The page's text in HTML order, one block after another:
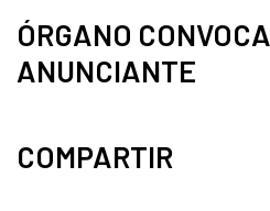
ÓRGANO
ANUNCIANTE
COMPARTIR